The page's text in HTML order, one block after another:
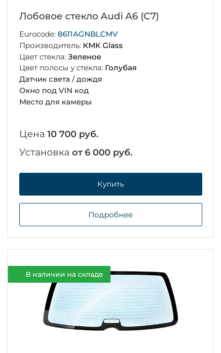
Лобовое стекло Audi A6 (C7)
Eurocode: 8611AGNBLCMV
Производитель: КМК Glass
Цвет стекла: Зеленое
Цвет полосы у стекла: Голубая
Датчик света / дождя
Окно под VIN код
Место для камеры
Цена 10 700 руб.
Установка от 6 000 руб.
Купить
Подробнее
В наличии на складе